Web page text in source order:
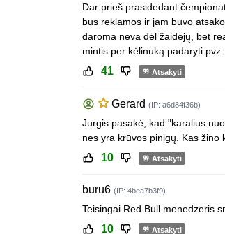
Dar prieš prasidedant
bus reklamos ir jam buvo
daroma neva dėl žaidėjų, bet
mintis per kėlinuką padaryti
41 Atsakyti
Gerard (IP: a6d84f36b)
Jurgis pasakė, kad "karalius
nes yra krūvos pinigų. Kas
10 Atsakyti
buru6 (IP: 4bea7b3f9)
Teisingai Red Bull menedzeris
10 Atsakyti